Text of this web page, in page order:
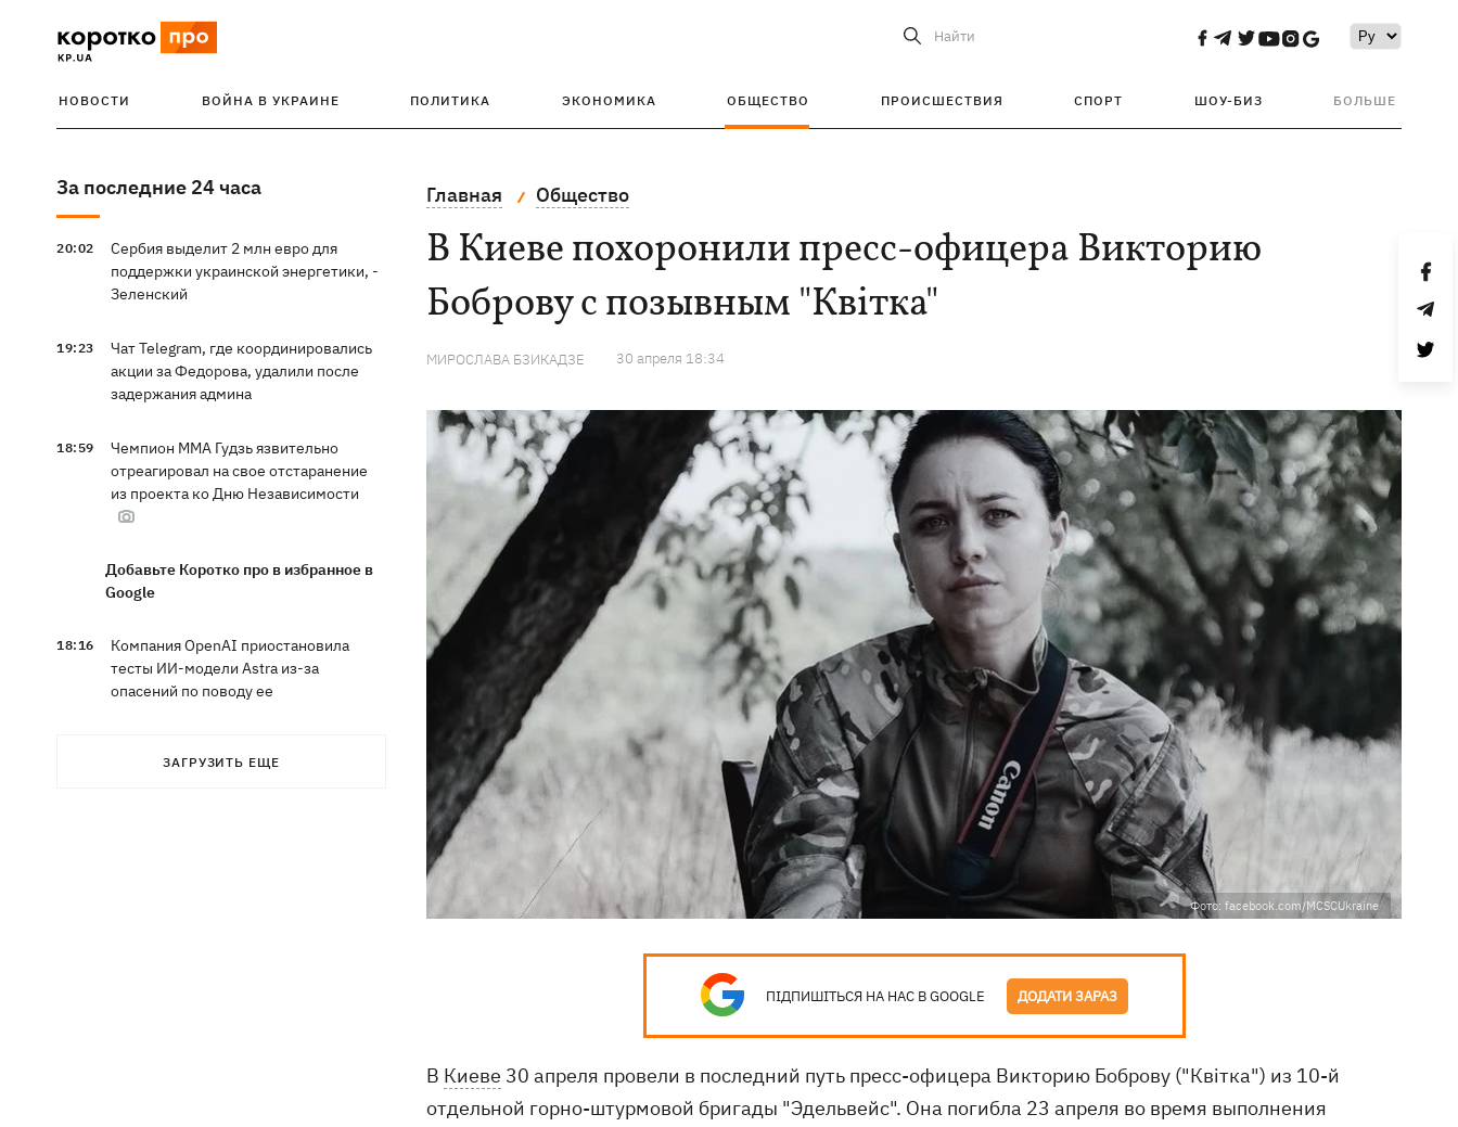
Найти
НОВОСТИ ВОЙНА В УКРАИНЕ ПОЛИТИКА ЭКОНОМИКА ОБЩЕСТВО ПРОИСШЕСТВИЯ СПОРТ ШОУ-БИЗ БОЛЬШЕ
За последние 24 часа
20:02
Сербия выделит 2 млн евро для
поддержки украинской энергетики, -
Зеленский
19:23
Чат Telegram, где координировались
акции за Федорова, удалили после
задержания админа
18:59
Чемпион ММА Гудзь язвительно
отреагировал на свое отстаранение
из проекта ко Дню Независимости
Добавьте Коротко про в избранное в
Google
18:16
Компания OpenAI приостановила
тесты ИИ-модели Astra из-за
опасений по поводу ее
В Болгарии дрон взорвался недалеко
ЗАГРУЗИТЬ ЕЩЕ
Главная Общество
В Киеве похоронили пресс-офицера Викторию
Боброву с позывным "Квітка"
МИРОСЛАВА БЗИКАДЗЕ 30 апреля 18:34
Фото: facebook.com/MCSCUkraine
ПІДПИШІТЬСЯ НА НАС В GOOGLE ДОДАТИ ЗАРАЗ
В Киеве 30 апреля провели в последний путь пресс-офицера Викторию Боброву ("Квітка") из 10-й
отдельной горно-штурмовой бригады "Эдельвейс". Она погибла 23 апреля во время выполнения